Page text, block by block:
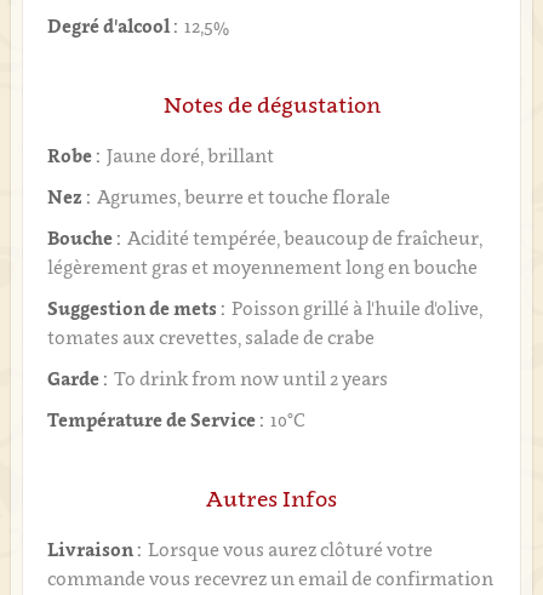
Degré d'alcool : 12,5%
Notes de dégustation
Robe : Jaune doré, brillant
Nez : Agrumes, beurre et touche florale
Bouche : Acidité tempérée, beaucoup de fraîcheur,
légèrement gras et moyennement long en bouche
Suggestion de mets : Poisson grillé à l'huile d'olive,
tomates aux crevettes, salade de crabe
Garde : To drink from now until 2 years
Température de Service : 10°C
Autres Infos
Livraison : Lorsque vous aurez clôturé votre
commande vous recevrez un email de confirmation